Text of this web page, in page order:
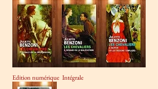
Edition numérique Intégrale